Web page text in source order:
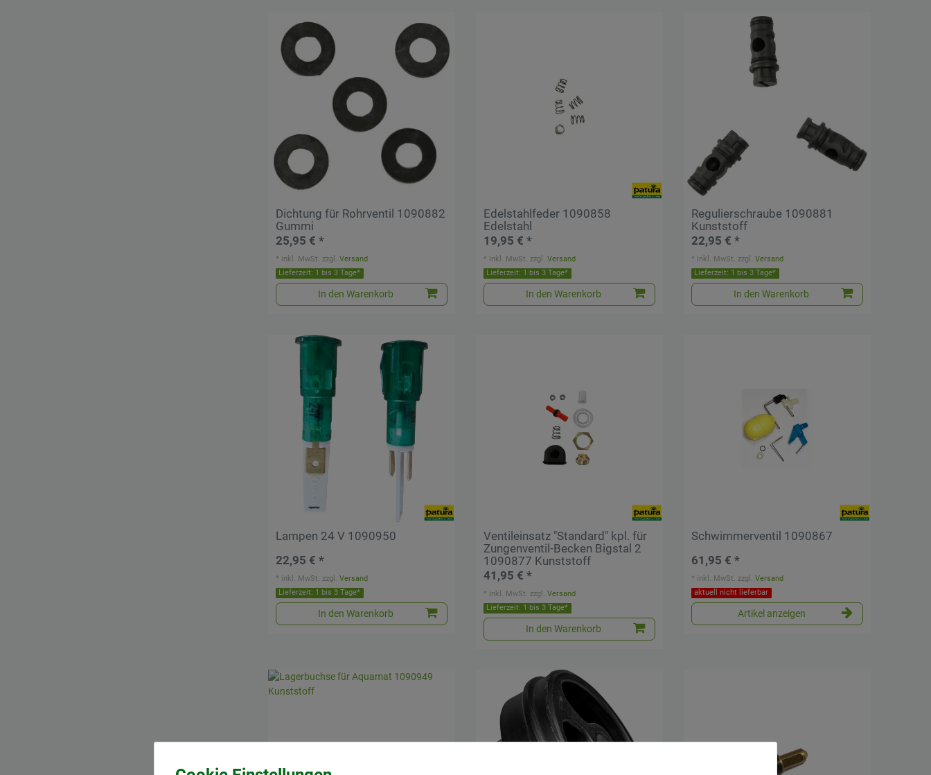
Dichtung für Rohrventil 1090882
Gummi
25,95 € *
Lieferzeit: 1 bis 3 Tage*
In den Warenkorb
* inkl. MwSt. zzgl.Versand
Edelstahlfeder 1090858
Edelstahl
19,95 € *
Lieferzeit: 1 bis 3 Tage*
In den Warenkorb
* inkl. MwSt. zzgl.Versand
Regulierschraube 1090881
Kunststoff
22,95 € *
Lieferzeit: 1 bis 3 Tage*
In den Warenkorb
* inkl. MwSt. zzgl.Versand
Lampen 24 V 1090950
22,95 € *
Lieferzeit: 1 bis 3 Tage*
In den Warenkorb
* inkl. MwSt. zzgl.Versand
Ventileinsatz "Standard" kpl. für
Zungenventil-Becken Bigstal 2
1090877 Kunststoff
41,95 € *
Lieferzeit: 1 bis 3 Tage*
In den Warenkorb
* inkl. MwSt. zzgl.Versand
Schwimmerventil 1090867
61,95 € *
aktuell nicht lieferbar
Artikel anzeigen
* inkl. MwSt. zzgl.Versand